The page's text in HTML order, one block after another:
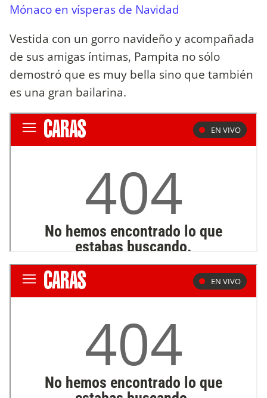
Mónaco en vísperas de Navidad
Vestida con un gorro navideño y acompañada
de sus amigas íntimas, Pampita no sólo
demostró que es muy bella sino que también
es una gran bailarina.